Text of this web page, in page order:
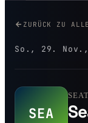
ZURÜCK ZU
So., 29.
SEA